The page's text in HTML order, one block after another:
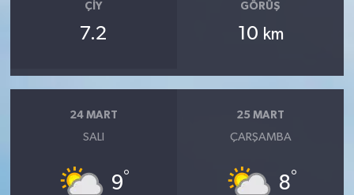
ÇIY
7.2
GÖRÜŞ
10 km
24 MART
SALI
9°
25 MART
ÇARŞAMBA
8°